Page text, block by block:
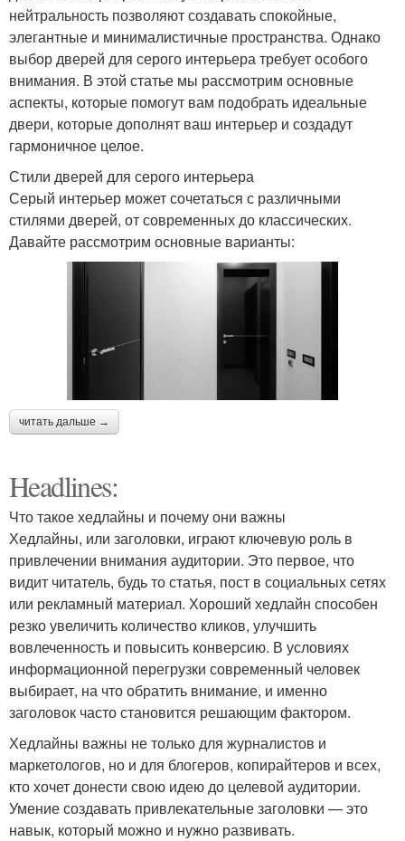
нейтральность позволяют создавать спокойные,
элегантные и минималистичные пространства. Однако
выбор дверей для серого интерьера требует особого
внимания. В этой статье мы рассмотрим основные
аспекты, которые помогут вам подобрать идеальные
двери, которые дополнят ваш интерьер и создадут
гармоничное целое.
Стили дверей для серого интерьера
Серый интерьер может сочетаться с различными
стилями дверей, от современных до классических.
Давайте рассмотрим основные варианты:
читать дальше →
Headlines:
Что такое хедлайны и почему они важны
Хедлайны, или заголовки, играют ключевую роль в
привлечении внимания аудитории. Это первое, что
видит читатель, будь то статья, пост в социальных сетях
или рекламный материал. Хороший хедлайн способен
резко увеличить количество кликов, улучшить
вовлеченность и повысить конверсию. В условиях
информационной перегрузки современный человек
выбирает, на что обратить внимание, и именно
заголовок часто становится решающим фактором.
Хедлайны важны не только для журналистов и
маркетологов, но и для блогеров, копирайтеров и всех,
кто хочет донести свою идею до целевой аудитории.
Умение создавать привлекательные заголовки — это
навык, который можно и нужно развивать.